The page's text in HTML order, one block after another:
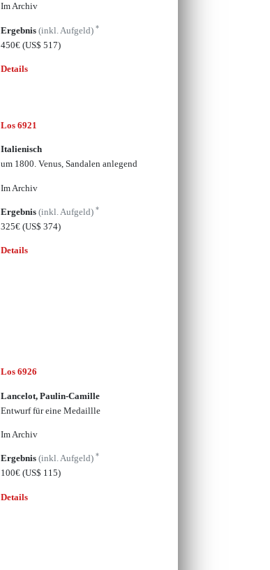
Im Archiv
Ergebnis (inkl. Aufgeld) *
450€ (US$ 517)
Details
Los 6921
Italienisch
um 1800. Venus, Sandalen anlegend
Im Archiv
Ergebnis (inkl. Aufgeld) *
325€ (US$ 374)
Details
Los 6926
Lancelot, Paulin-Camille
Entwurf für eine Medaillle
Im Archiv
Ergebnis (inkl. Aufgeld) *
100€ (US$ 115)
Details